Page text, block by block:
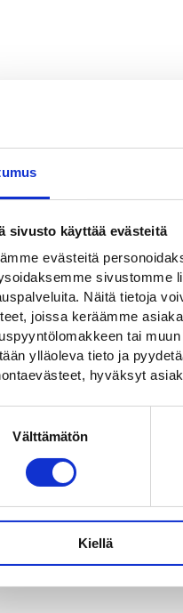
sivusto käyttää evästeitä
evästeitä
sivustomme
Näitä tietoja
joissa keräämme
tai
ylläoleva tieto ja
hyväksyt
Välttämätön
Kiellä
Merkin kartioripustin
Teräksestä valmistettu
kartioripustin
34,00